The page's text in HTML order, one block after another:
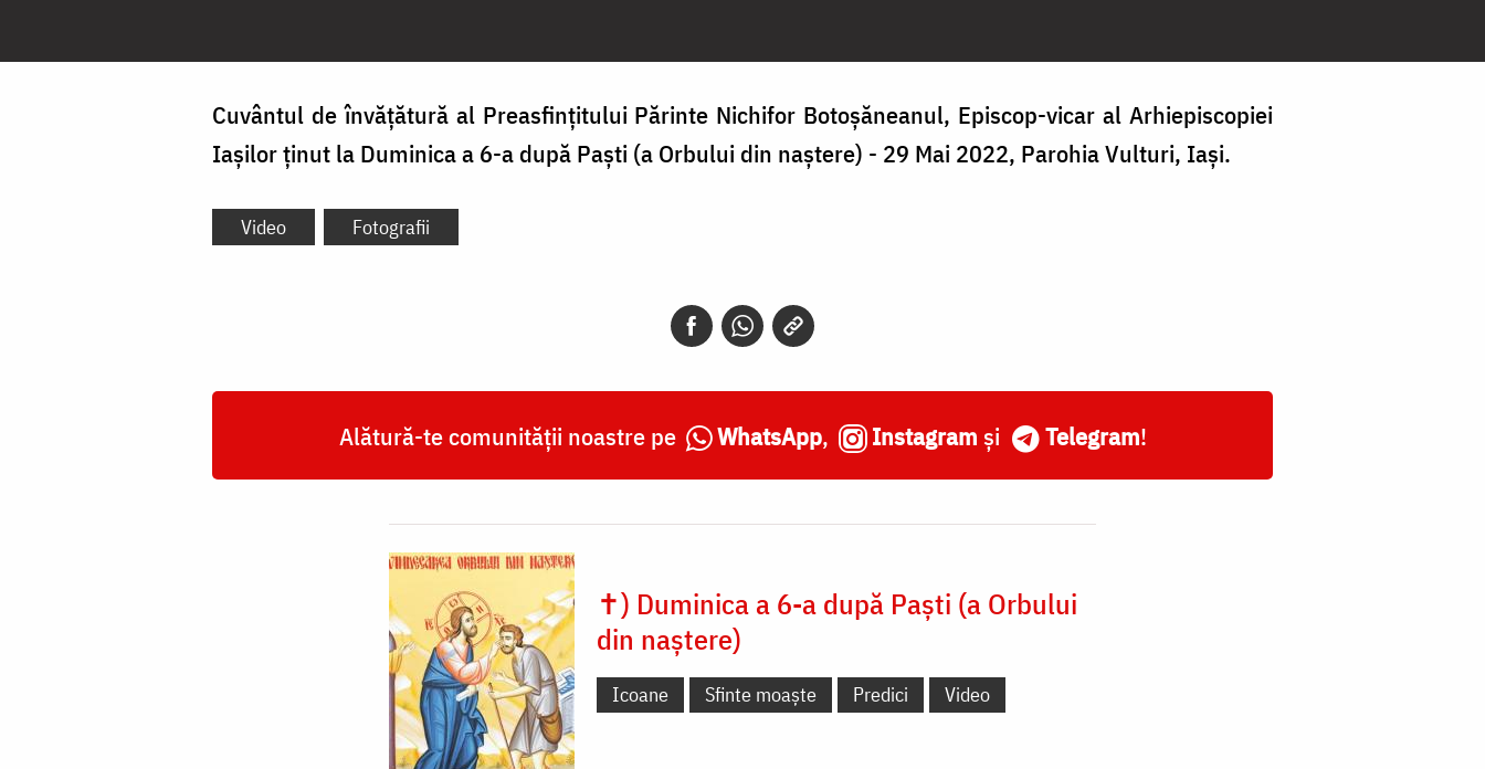
Cuvântul de învățătură al Preasfințitului Părinte Nichifor Botoșăneanul, Episcop-vicar al Arhiepiscopiei
Iașilor ținut la Duminica a 6-a după Paști (a Orbului din naștere) - 29 Mai 2022, Parohia Vulturi, Iași.
Video Fotografii
Alătură-te comunității noastre pe WhatsApp, Instagram și Telegram!
✝) Duminica a 6-a după Paști (a Orbului
din naștere)
Icoane Sfinte moaște Predici Video